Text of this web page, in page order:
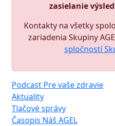
zasielanie
Kontakty na všetky
zariadenia Skupiny
spločností
Podcast Pre vaše zdravie
Aktuality
Tlačové správy
Časopis Náš AGEL